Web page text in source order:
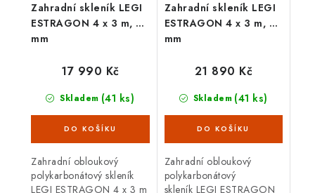
Zahradní skleník LEGI
ESTRAGON 4 x 3 m, 4
mm
Skladem (41 ks)
17 990 Kč
Zahradní obloukový
polykarbonátový skleník
LEGI ESTRAGON 4 x 3 m
Zahradní skleník LEGI
ESTRAGON 4 x 3 m, 6
mm
Skladem (41 ks)
21 890 Kč
Zahradní obloukový
polykarbonátový
skleník LEGI ESTRAGON